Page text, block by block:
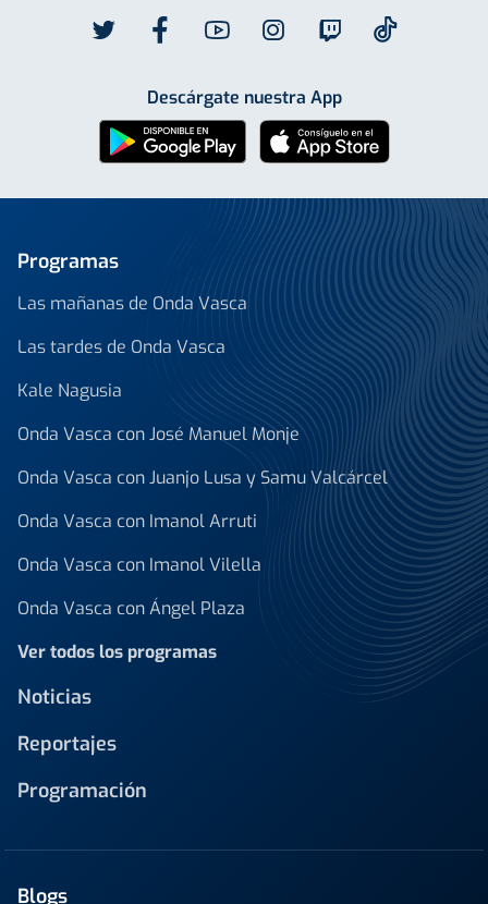
Descárgate nuestra App
Programas
Las mañanas de Onda Vasca
Las tardes de Onda Vasca
Kale Nagusia
Onda Vasca con José Manuel Monje
Onda Vasca con Juanjo Lusa y Samu Valcárcel
Onda Vasca con Imanol Arruti
Onda Vasca con Imanol Vilella
Onda Vasca con Ángel Plaza
Ver todos los programas
Noticias
Reportajes
Programación
Blogs